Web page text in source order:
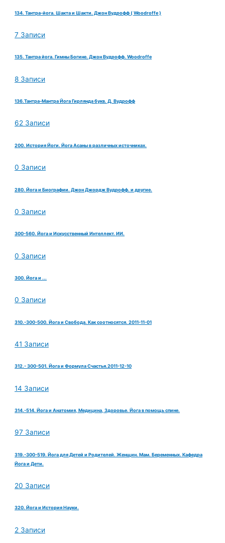
134. Тантра-йога. Шакта и Шакти. Джон Вудрофф ( Woodroffe )
7 Записи
135. Тантра йога. Гимны Богине. Джон Вудрофф. Woodroffe
8 Записи
136.Тантра-Мантра Йога Гирлянда букв. Д. Вудрофф
62 Записи
200. История Йоги. Йога Асаны в различных источниках.
0 Записи
280. Йога и Биографии. Джон Джордж Вудрофф. и другие.
0 Записи
300-560. Йога и Искусственный Интеллект. ИИ.
0 Записи
300. Йога и ...
0 Записи
310.-300-500. Йога и Свобода. Как соотносятся. 2011-11-01
41 Записи
312.- 300-501. Йога и Формула Счастья.2011-12-10
14 Записи
314.-514. Йога и Анатомия, Медицина, Здоровье. Йога в помощь спине.
97 Записи
319.-300-519. Йога для Детей и Родителей. Женщин. Мам. Беременных. Кафедра
Йога и Дети.
20 Записи
320. Йога и История Науки.
2 Записи